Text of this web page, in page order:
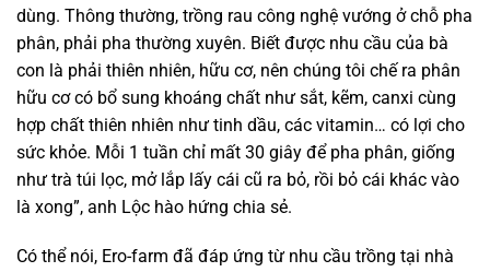
dùng. Thông thường, trồng rau công nghệ vướng ở chỗ pha
phân, phải pha thường xuyên. Biết được nhu cầu của bà
con là phải thiên nhiên, hữu cơ, nên chúng tôi chế ra phân
hữu cơ có bổ sung khoáng chất như sắt, kẽm, canxi cùng
hợp chất thiên nhiên như tinh dầu, các vitamin… có lợi cho
sức khỏe. Mỗi 1 tuần chỉ mất 30 giây để pha phân, giống
như trà túi lọc, mở lắp lấy cái cũ ra bỏ, rồi bỏ cái khác vào
là xong”, anh Lộc hào hứng chia sẻ.
Có thể nói, Ero-farm đã đáp ứng từ nhu cầu trồng tại nhà